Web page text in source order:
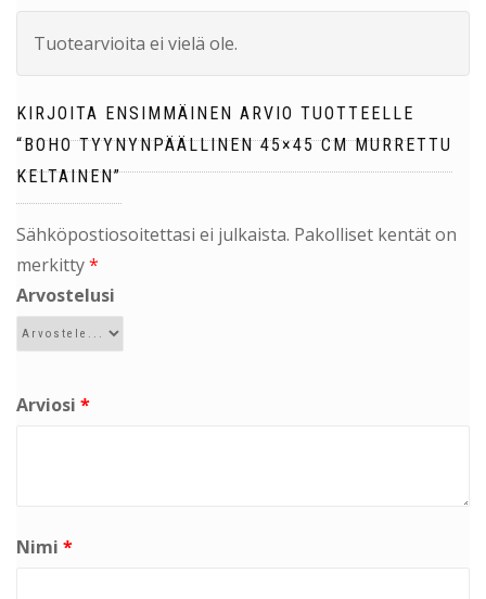
Tuotearvioita ei vielä ole.
KIRJOITA ENSIMMÄINEN ARVIO TUOTTEELLE
“BOHO TYYNYNPÄÄLLINEN 45×45 CM MURRETTU
KELTAINEN”
Sähköpostiosoitettasi ei julkaista. Pakolliset kentät on
merkitty*
Arvostelusi
Arviosi *
Nimi *